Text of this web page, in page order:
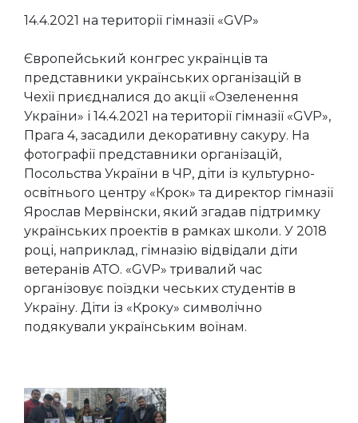
14.4.2021 на території гімназії «GVP»
Європейський конгрес українців та
представники українських організацій в
Чехії приєдналися до акції «Озеленення
України» і 14.4.2021 на території гімназії «GVP»,
Прага 4, засадили декоративну сакуру. На
фотографії представники організацій,
Посольства України в ЧР, діти із культурно-
освітнього центру «Крок» та директор гімназії
Ярослав Мервінски, який згадав підтримку
українських проектів в рамках школи. У 2018
році, наприклад, гімназію відвідали діти
ветеранів АТО. «GVP» тривалий час
організовує поїздки чеських студентів в
Україну. Діти із «Кроку» символічно
подякували українським воїнам.